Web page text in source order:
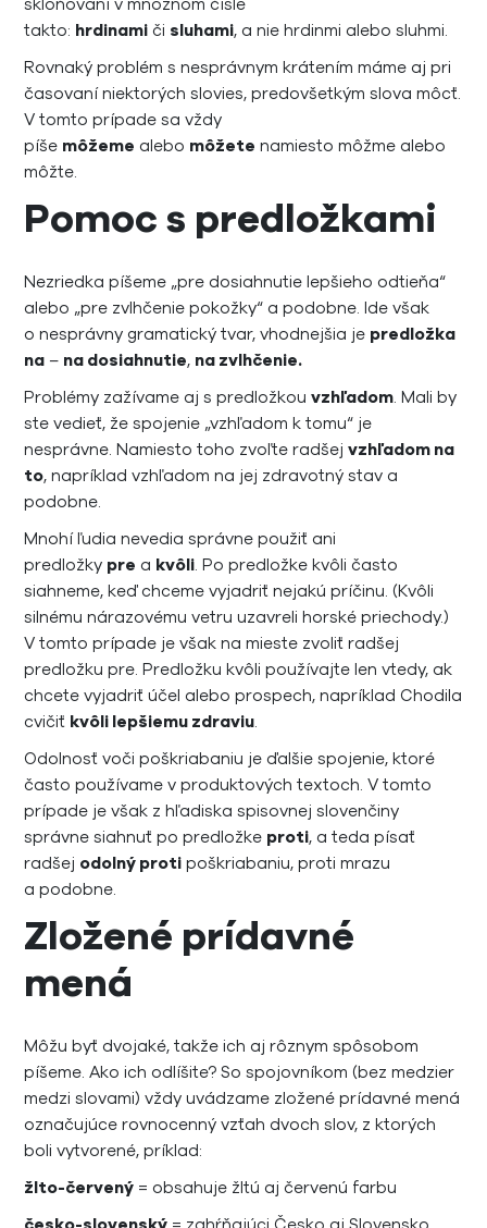
takto: hrdinami či sluhami, a nie hrdinmi alebo sluhmi.
Rovnaký problém s nesprávnym krátením máme aj pri
časovaní niektorých slovies, predovšetkým slova môcť.
V tomto prípade sa vždy
píše môžeme alebo môžete namiesto môžme alebo
môžte.
Pomoc s predložkami
Nezriedka píšeme „pre dosiahnutie lepšieho odtieňa“
alebo „pre zvlhčenie pokožky“ a podobne. Ide však
o nesprávny gramatický tvar, vhodnejšia je predložka
na – na dosiahnutie, na zvlhčenie.
Problémy zažívame aj s predložkouvzhľadom. Mali by
ste vedieť, že spojenie „vzhľadom k tomu“ je
nesprávne. Namiesto toho zvoľte radšejvzhľadom na
to, napríklad vzhľadom na jej zdravotný stav a
podobne.
Mnohí ľudia nevedia správne použiť ani
predložky pre a kvôli. Po predložke kvôli často
siahneme, keď chceme vyjadriť nejakú príčinu. (Kvôli
silnému nárazovému vetru uzavreli horské priechody.)
V tomto prípade je však na mieste zvoliť radšej
predložku pre. Predložku kvôli používajte len vtedy, ak
chcete vyjadriť účel alebo prospech, napríklad Chodila
cvičiť kvôli lepšiemu zdraviu.
Odolnosť voči poškriabaniu je ďalšie spojenie, ktoré
často používame v produktových textoch. V tomto
prípade je však z hľadiska spisovnej slovenčiny
správne siahnuť po predložke proti, a teda písať
radšej odolný proti poškriabaniu, proti mrazu
a podobne.
Zložené prídavné
mená
Môžu byť dvojaké, takže ich aj rôznym spôsobom
píšeme. Ako ich odlíšite? So spojovníkom (bez medzier
medzi slovami) vždy uvádzame zložené prídavné mená
označujúce rovnocenný vzťah dvoch slov, z ktorých
boli vytvorené, príklad:
žlto-červený = obsahuje žltú aj červenú farbu